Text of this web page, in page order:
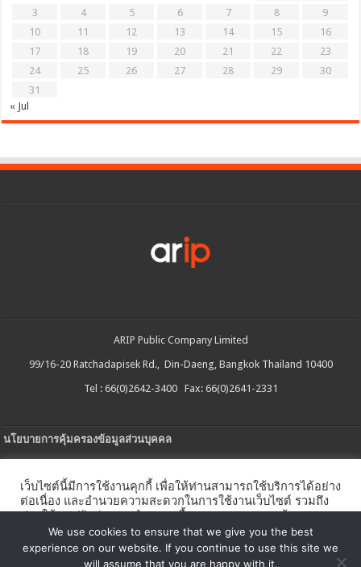
3
4 5 6 7 8
9
10
11 12 13 14 15
16
17
18 19 20 21 22
23
24
25 26 27 28 29
30
31
« Jul
ARIP Public Company Limited
99/16-20 Ratchadapisek Rd., Din-Daeng, Bangkok Thailand 10400
Tel : 66(0)2642-3400 Fax: 66(0)2641-2331
นโยบายการคุ้มครองข้อมูลส่วนบุคคล
นโยบายการใช้คกกี้
นโยบายความปลอดภัยของข้อมูลสารสนเทศ
เว็บไซต์นี้มีการใช้งานคุกกี้ เพื่อให้ท่านสามารถใช้บริการได้อย่าง
ต่อเนื่อง และอำนวยความสะดวกในการใช้งานเว็บไซต์ รวมถึง
ช่วยให้เราปรับปรุงการนำเสนอเนื้อหาตรงตามความต้องการ
ของท่าน โดยสามารถศึกษารายละเอียดเพิ่มเติมได้ใน นโยบาย
คุกกี้
We use cookies to ensure that we give you the best
experience on our website. If you continue to use this site we
will assume that you are happy with it.